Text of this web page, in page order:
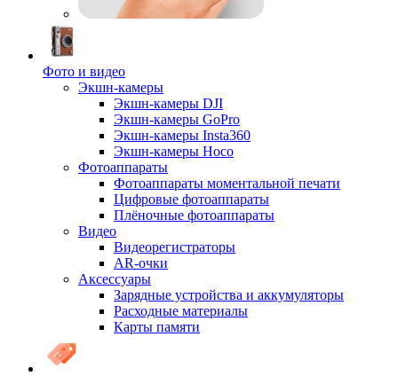
Фото и видео
Экшн-камеры
Экшн-камеры DJI
Экшн-камеры GoPro
Экшн-камеры Insta360
Экшн-камеры Hoco
Фотоаппараты
Фотоаппараты моментальной печати
Цифровые фотоаппараты
Плёночные фотоаппараты
Видео
Видеорегистраторы
AR-очки
Аксессуары
Зарядные устройства и аккумуляторы
Расходные материалы
Карты памяти